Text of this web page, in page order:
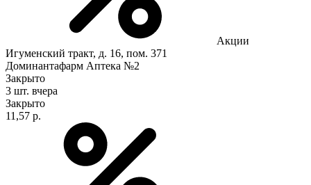
Акции
Игуменский тракт, д. 16, пом. 371
Доминантафарм Аптека №2
Закрыто
3 шт. вчера
Закрыто
11,57 р.